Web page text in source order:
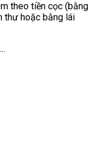
theo tiền cọc (bằng
thư hoặc bằng lái